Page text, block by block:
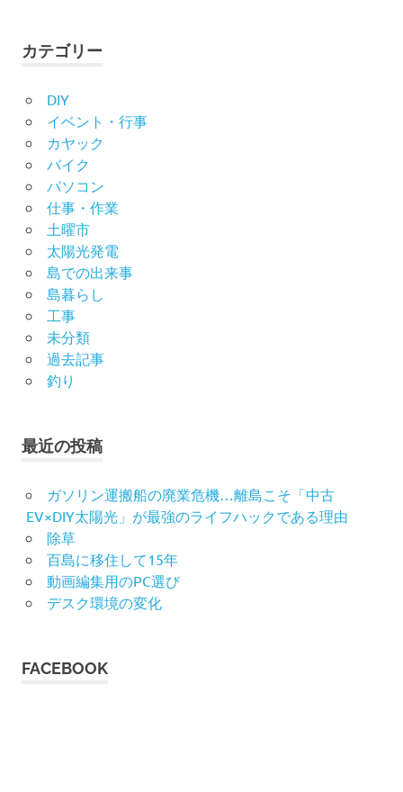
カテゴリー
DIY
イベント・行事
カヤック
バイク
パソコン
仕事・作業
土曜市
太陽光発電
島での出来事
島暮らし
工事
未分類
過去記事
釣り
最近の投稿
ガソリン運搬船の廃業危機…離島こそ「中古
EV×DIY太陽光」が最強のライフハックである理由
除草
百島に移住して15年
動画編集用のPC選び
デスク環境の変化
FACEBOOK